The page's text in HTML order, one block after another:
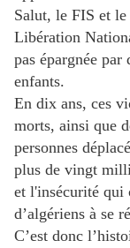
Salut, le FIS et
Libération
pas épargnée par
enfants.
En dix ans, ces
morts, ainsi que
personnes
plus de vingt
et l'insécurité qui
d’algériens à se
C’est donc